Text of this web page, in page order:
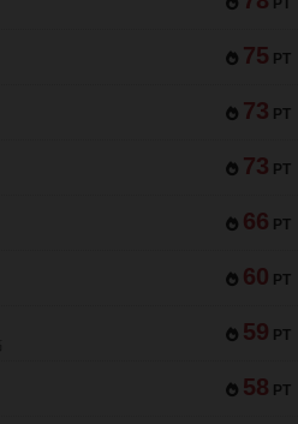
PT
75 PT
73 PT
73 PT
66 PT
60 PT
59 PT
58 PT